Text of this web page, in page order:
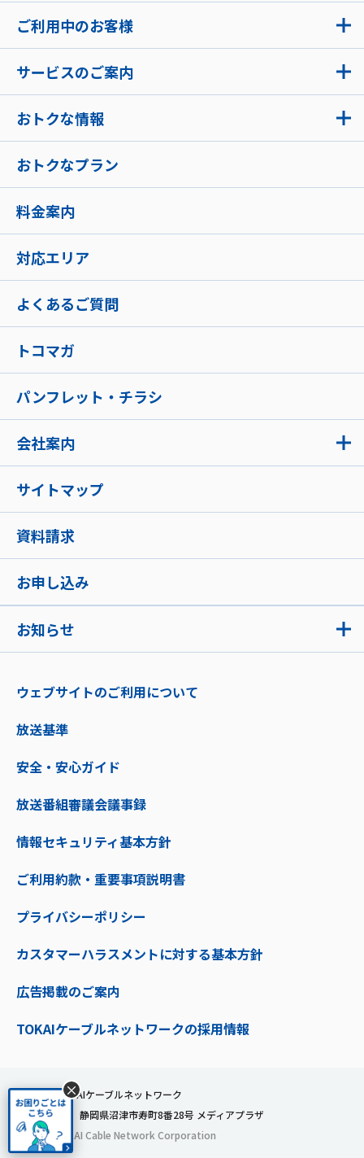
お知らせ
ご利用中のお客様
サービスのご案内
おトクな情報
おトクなプラン
料金案内
対応エリア
よくあるご質問
トコマガ
パンフレット・チラシ
会社案内
サイトマップ
資料請求
お申し込み
ウェブサイトのご利用について
放送基準
安全・安心ガイド
放送番組審議会議事録
情報セキュリティ基本方針
ご利用約款・重要事項説明書
プライバシーポリシー
カスタマーハラスメントに対する基本方針
広告掲載のご案内
TOKAIケーブルネットワークの採用情報
株式会社TOKAIケーブルネットワーク
〒410-0053 静岡県沼津市寿町8番28号 メディアプラザ
© 2024 TOKAI Cable Network Corporation
×